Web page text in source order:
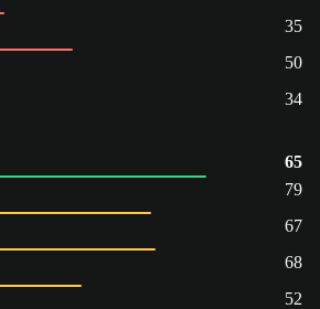
35
50
34
65
79
67
68
52